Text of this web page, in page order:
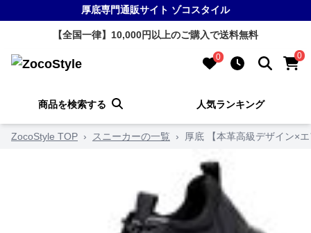
厚底専門通販サイト ゾコスタイル
【全国一律】10,000円以上のご購入で送料無料
0 0
商品を検索する 人気ランキング
ZocoStyle TOP › スニーカーの一覧 › 厚底 【本革高級デザイン×